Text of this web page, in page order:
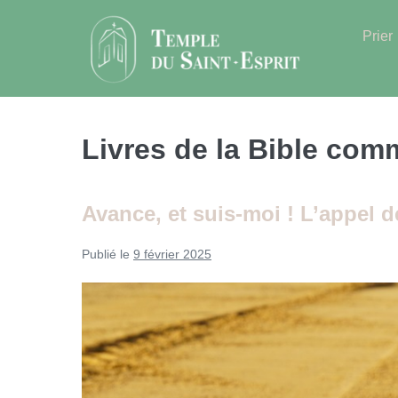
Prier
Livres de la Bible
Avance, et suis-moi ! L’appel
Publié le 9 février 2025
suis-
moi !
L’appel